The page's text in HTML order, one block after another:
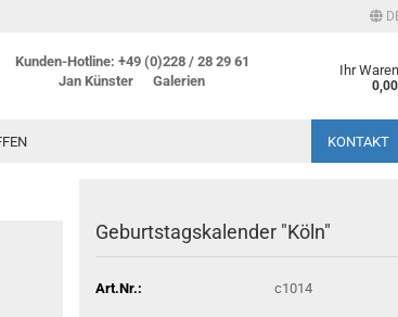
Kunden-Hotline: +49 (0)228 / 28 29 61
Jan Künster
Galerien
Ihr
KONTAKT
Geburtstagskalender "Köln"
Art.Nr.: c1014